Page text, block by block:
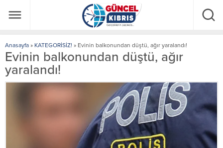
Anasayfa » KATEGORİSİZ! » Evinin balkonundan düştü, ağır yaralandı!
Evinin balkonundan düştü, ağır
yaralandı!